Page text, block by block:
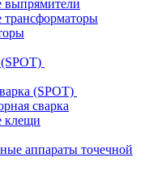
выпрямители
(SPOT)
сварка
клещи
аппараты точечной